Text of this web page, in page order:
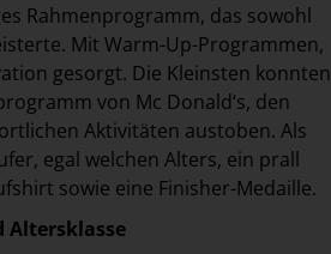
Rahmenprogramm, das sowohl
Mit Warm-Up-Programmen,
gesorgt. Die Kleinsten konnten
von Mc Donald‘s, den
Aktivitäten austoben. Als
egal welchen Alters, ein prall
sowie eine Finisher-Medaille.
Altersklasse